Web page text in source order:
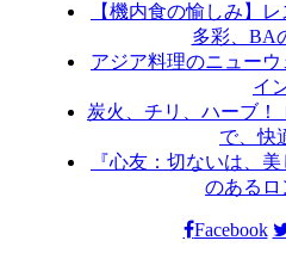
【機内食の愉しみ】
多彩、BA
アジア料理のニュー
イ
炭火、チリ、ハーブ！
で、快
『心友：切ないは、
のあるロ
Facebook